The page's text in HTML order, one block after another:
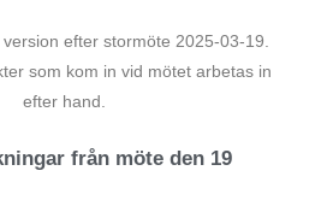
efter stormöte 2025-03-19.
som kom in vid mötet arbetas in
efter hand.
från möte den 19